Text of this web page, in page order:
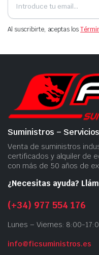
Al suscribirte, aceptas los
Suministros –
Venta de suministros
certificados y alquiler de
con más de 50 años de
¿Necesitas ayuda?
(+34) 977 554 176
Lunes – Viernes: 8:00-
info@ficsuministros.es